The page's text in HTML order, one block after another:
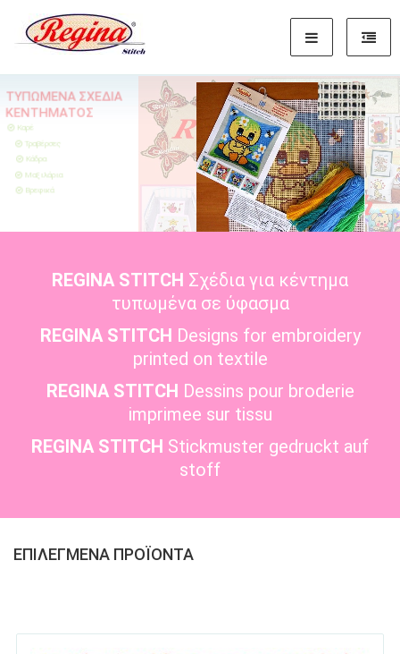
ΤΥΠΩΜΕΝΑ ΣΧΕΔΙΑ
ΚΕΝΤΗΜΑΤΟΣ
Καρέ
Τραβέρσες
Κάδρα
Μαξιλάρια
Βρεφικά
ΣΤΑΥΡΟΒΕΛΟΝΙΑ ΣΜΥΡΝΑ
ΚΙΤ
REGINA STITCH Σχέδια για κέντημα
τυπωμένα σε ύφασμα
REGINA STITCH Designs for embroidery
printed on textile
REGINA STITCH Dessins pour broderie
imprimee sur tissu
REGINA STITCH Stickmuster gedruckt auf
stoff
ΕΠΙΛΕΓΜΕΝΑ ΠΡΟΪΟΝΤΑ